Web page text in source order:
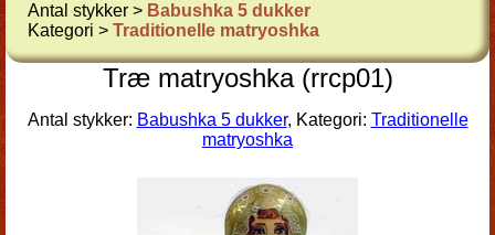
Antal stykker > Babushka 5 dukker
Kategori > Traditionelle matryoshka
Træ matryoshka (rrcp01)
Antal stykker: Babushka 5 dukker, Kategori: Traditionelle
matryoshka